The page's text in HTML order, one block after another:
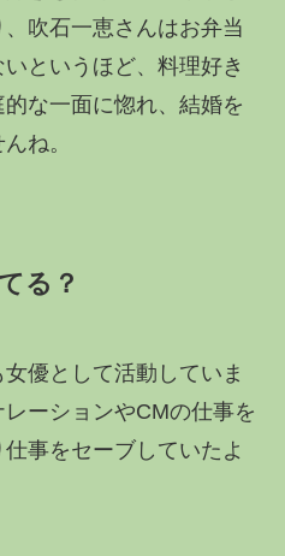
吹石一恵さんはお弁当
というほど、料理好き
な一面に惚れ、結婚を
ね。
る？
優として活動していま
ーションやCMの仕事を
事をセーブしていたよ